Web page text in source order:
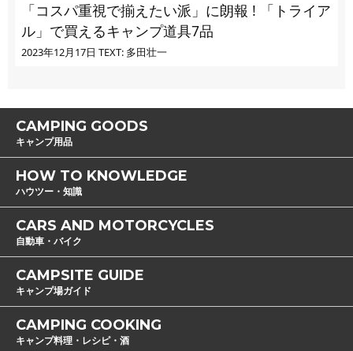
「コスパ重視で揃えたい派」に朗報 ! 「トライア
ル」で買えるキャンプ道具7品
2023年12月17日 TEXT: 多田壮一
CAMPING GOODS
キャンプ用品
HOW TO KNOWLEDGE
ハウツー・知識
CARS AND MOTORCYCLES
自動車・バイク
CAMPSITE GUIDE
キャンプ場ガイド
CAMPING COOKING
キャンプ料理・レシピ・酒